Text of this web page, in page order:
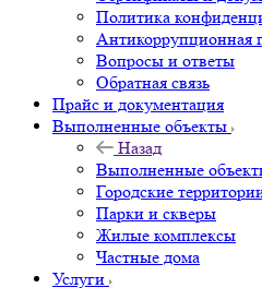
Политика
Антикоррупционная
Вопросы и ответы
Обратная связь
Прайс и документация
Выполненные объекты
Назад
Выполненные
Городские
Парки и скверы
Жилые комплексы
Частные дома
Услуги